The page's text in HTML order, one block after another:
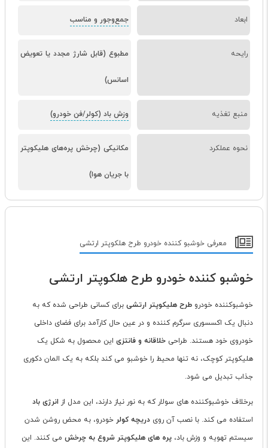
ابعاد جمع‌وجور و مناسب
رایحه مطبوع (قابل شارژ مجدد یا تعویض
اسانس)
منبع تغذیه وزش باد (کولر/فن خودرو)
نحوه عملکرد مکانیکی (چرخش پره‌های هلیکوپتر
با جریان هوا)
معرفی خوشبو کننده خودرو طرح هلکوپتر ارتشی
خوشبو کننده خودرو طرح هلکوپتر ارتشی
خوشبوکننده خودرو طرح هلیکوپتر ارتشی برای کسانی طراحی شده که به
دنبال یک اکسسوری سرگرم کننده و در عین حال کارآمد برای فضای داخلی
خودروی خود هستند. طراحی خلاقانه و فانتزی این محصول به شکل یک
هلیکوپتر کوچک، نه تنها محیط را خوشبو می کند بلکه به یک المان دکوری
جذاب تبدیل می شود.
برخلاف خوشبوکننده های سولار که به نور نیاز دارند، این مدل از انرژی باد
استفاده می کند. با نصب آن روی دریچه کولر خودرو، به محض روشن شدن
سیستم تهویه و وزش باد، پره های هلیکوپتر شروع به چرخش می کنند. این